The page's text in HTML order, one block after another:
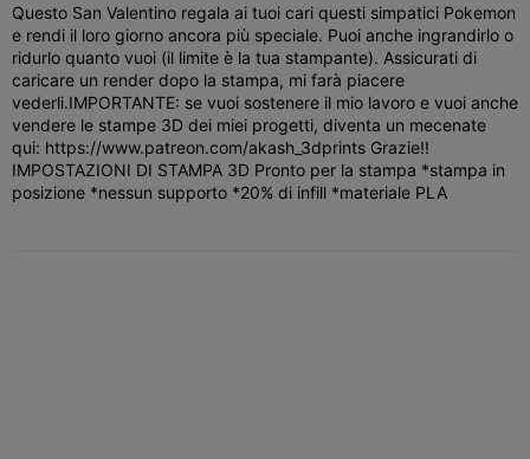
Questo San Valentino regala ai tuoi cari questi simpatici Pokemon
e rendi il loro giorno ancora più speciale. Puoi anche ingrandirlo o
ridurlo quanto vuoi (il limite è la tua stampante). Assicurati di
caricare un render dopo la stampa, mi farà piacere
vederli.IMPORTANTE: se vuoi sostenere il mio lavoro e vuoi anche
vendere le stampe 3D dei miei progetti, diventa un mecenate
qui: https://www.patreon.com/akash_3dprints Grazie!!
IMPOSTAZIONI DI STAMPA 3D Pronto per la stampa *stampa in
posizione *nessun supporto *20% di infill *materiale PLA